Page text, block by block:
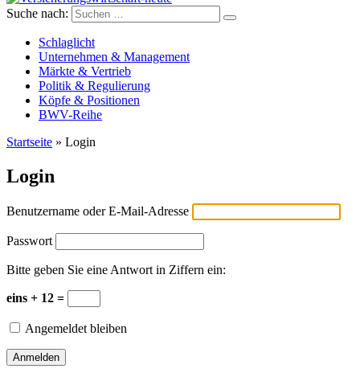
Versicherungswirtschaft-heute
Suche nach:
Schlaglicht
Unternehmen & Management
Märkte & Vertrieb
Politik & Regulierung
Köpfe & Positionen
BWV-Reihe
Startseite » Login
Login
Benutzername oder E-Mail-Adresse
Passwort
Bitte geben Sie eine Antwort in Ziffern ein:
eins + 12 =
Angemeldet bleiben